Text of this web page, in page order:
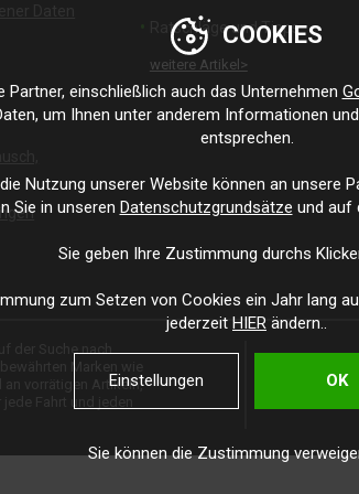
Ratschläge und Tipps
weitere Artikel>
an vorrätigen Artikeln,
COOKIES
einschließlich auch das Unternehmen
um Ihnen unter anderem Informationen
entsprechen.
Nutzung unserer Website können an unsere
Sie in unseren Datenschutzgrundsätze und auf
Sie geben Ihre Zustimmung durchs
zum Setzen von Cookies ein Jahr lang
jederzeit HIER ändern..
Einstellungen OK
Sie können die Zustimmung